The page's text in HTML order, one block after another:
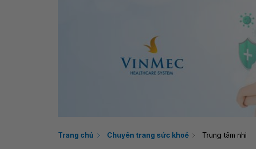
Trang chủ Chuyên trang sức khoẻ Trung tâm nhi